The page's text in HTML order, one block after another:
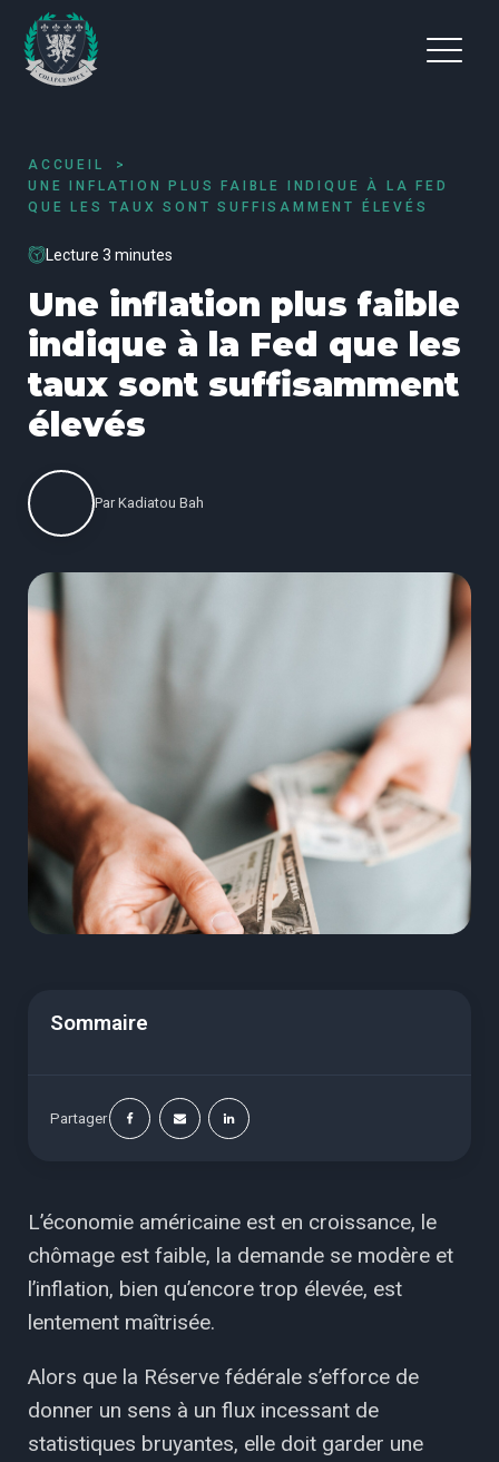
ACCUEIL
UNE INFLATION PLUS FAIBLE INDIQUE À LA FED
QUE LES TAUX SONT SUFFISAMMENT ÉLEVÉS
Lecture 3 minutes
Une inflation plus faible
indique à la Fed que les
taux sont suffisamment
élevés
Par Kadiatou Bah
Sommaire
Partager
L’économie américaine est en croissance, le
chômage est faible, la demande se modère et
l’inflation, bien qu’encore trop élevée, est
lentement maîtrisée.
Alors que la Réserve fédérale s’efforce de
donner un sens à un flux incessant de
statistiques bruyantes, elle doit garder une